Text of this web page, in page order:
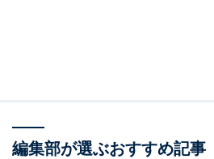
編集部が選ぶおすすめ記事